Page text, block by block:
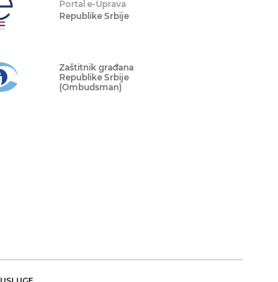
Portal e-Uprava
Republike Srbije
Zaštitnik građana
Republike Srbije
(Ombudsman)